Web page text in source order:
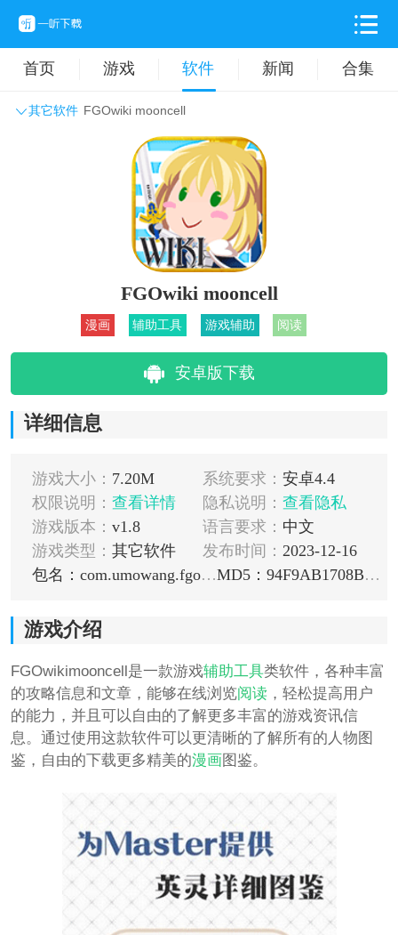
首页 游戏 软件 新闻 合集
其它软件 FGOwiki mooncell
主题壁纸 旅游出行
拍摄美化 时尚购物
FGOwiki mooncell
漫画 辅助工具 游戏辅助 阅读
安卓版下载
详细信息
游戏大小： 7.20M 系统要求： 安卓4.4
权限说明： 查看详情 隐私说明： 查看隐私
游戏版本： v1.8 语言要求： 中文
游戏类型： 其它软件 发布时间： 2023-12-16
包名：com.umowang.fgo.fgowiki
MD5：94F9AB1708BB5F790453ED733EBA08C1
游戏介绍
FGOwikimooncell是一款游戏辅助工具类软件，各种丰富
的攻略信息和文章，能够在线浏览阅读，轻松提高用户
的能力，并且可以自由的了解更多丰富的游戏资讯信
息。通过使用这款软件可以更清晰的了解所有的人物图
鉴，自由的下载更多精美的漫画图鉴。